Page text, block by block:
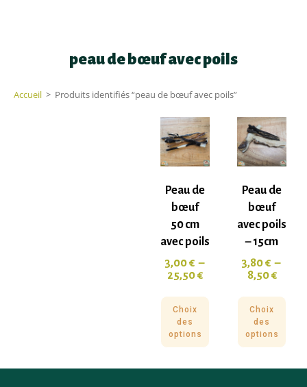
peau de bœuf avec poils
Accueil > Produits identifiés “peau de bœuf avec poils”
Peau de
bœuf
50 cm
avec poils
3,00€ –
25,50€
Choix
des
options
Peau de
bœuf
avec poils
– 15cm
3,80€ –
8,50€
Choix
des
options